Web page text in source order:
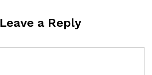
Leave a Reply